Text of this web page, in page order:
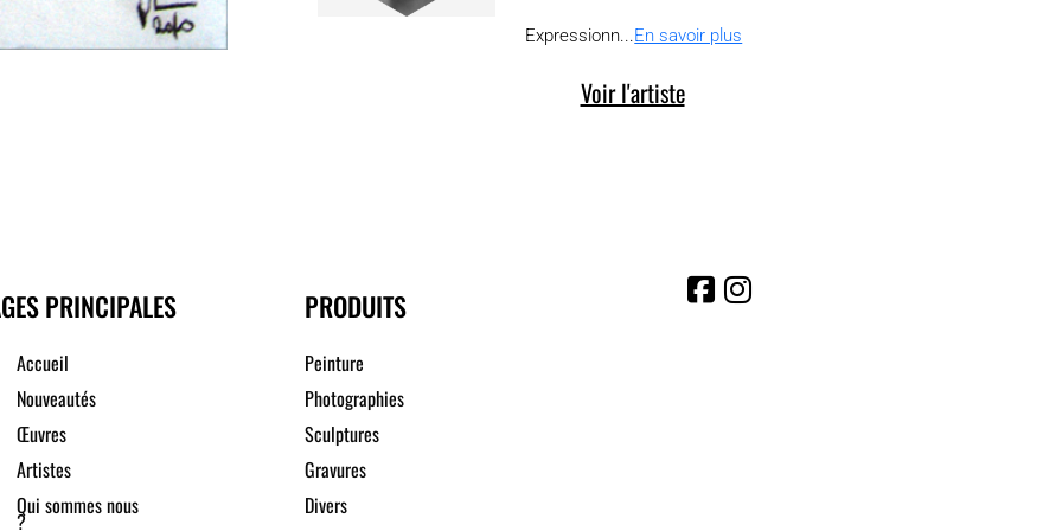
Expressionn...En savoir plus
Voir l'artiste
PRINCIPALES
Accueil
Nouveautés
Œuvres
Artistes
Qui sommes nous
?
PRODUITS
Peinture
Photographies
Sculptures
Gravures
Divers